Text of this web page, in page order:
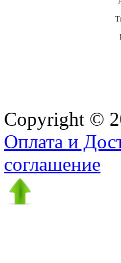
Copyright ©
Оплата и
соглашение